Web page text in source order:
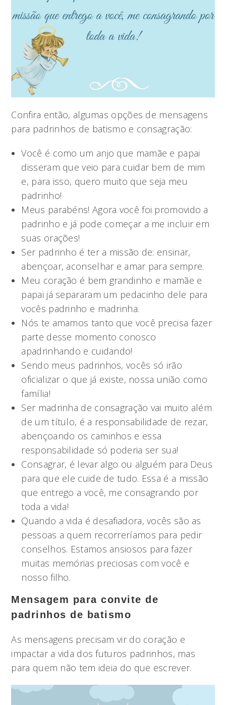
Confira então, algumas opções de mensagens
para padrinhos de batismo e consagração:
Você é como um anjo que mamãe e papai
disseram que veio para cuidar bem de mim
e, para isso, quero muito que seja meu
padrinho!
Meus parabéns! Agora você foi promovido a
padrinho e já pode começar a me incluir em
suas orações!
Ser padrinho é ter a missão de: ensinar,
abençoar, aconselhar e amar para sempre.
Meu coração é bem grandinho e mamãe e
papai já separaram um pedacinho dele para
vocês padrinho e madrinha.
Nós te amamos tanto que você precisa fazer
parte desse momento conosco
apadrinhando e cuidando!
Sendo meus padrinhos, vocês só irão
oficializar o que já existe, nossa união como
família!
Ser madrinha de consagração vai muito além
de um título, é a responsabilidade de rezar,
abençoando os caminhos e essa
responsabilidade só poderia ser sua!
Consagrar, é levar algo ou alguém para Deus
para que ele cuide de tudo. Essa é a missão
que entrego a você, me consagrando por
toda a vida!
Quando a vida é desafiadora, vocês são as
pessoas a quem recorreríamos para pedir
conselhos. Estamos ansiosos para fazer
muitas memórias preciosas com você e
nosso filho.
Mensagem para convite de
padrinhos de batismo
As mensagens precisam vir do coração e
impactar a vida dos futuros padrinhos, mas
para quem não tem ideia do que escrever.